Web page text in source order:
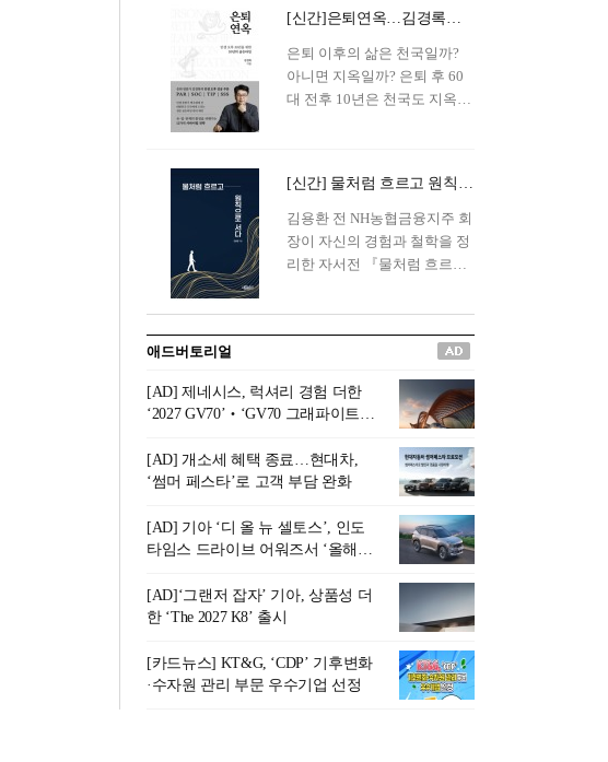
[신간]은퇴연옥…김경록의 은퇴 후 삶의 나침반
은퇴 이후의 삶은 천국일까?
아니면 지옥일까? 은퇴 후 60
대 전후 10년은 천국도 지옥도
은퇴 설계를 가이드해 온 김경
록 옵투스자산운용의 고문이
신간 『은퇴연옥』을 내놓았
다.단테는 지옥을 '모든 희망을
록 고문은 새로운 시각을 제시
0년의 과도기는 지옥이 아니라
정화와 성장의 공간인 ‘은퇴연
옥(Purgatory)’이라는 것이다.
연옥은 고통스럽지만 끝이 있
으며, 준비를 통해 천국으로 나
아갈 수 있는 희망의 장소라고
말한
[신간] 물처럼 흐르고 원칙으로 서다…김용환의 통찰을 담다
김용환 전 NH농협금융지주 회
장이 자신의 경험과 철학을 정
리한 자서전 『물처럼 흐르고
통 관료 출신으로 한국 금융의
주요 변곡점마다 중요한 역할
을 하고 금융 경영인으로서 큰
족적을 남긴 김 전 회장이 후배
세대에게 전하는 삶의 조언을
담은 인생 노트다.『물처럼 흐
르고 원칙으로 서다』는 단순
한 자서전을 넘어, 실패를 두려
워하지 않는 용기와 자신에 대
한 믿음이 어떻게 삶을 풍요롭
게 만드는지를 보여주는 지혜
의 보고로 평가된다.김용환 전
회장은 “인생의 목표가 크더라
도 조급해하지 말고 작은 것부
터 하나 하나 성취해 나가
라”고 조언한다. 뼈아픈 실패
조차 성공의 뼈대가 된다는 긍
애드버토리얼
[AD] 제네시스, 럭셔리 경험 더한
‘2027 GV70’‧‘GV70 그래파이트’
[AD] 개소세 혜택 종료…현대차,
‘썸머 페스타’로 고객 부담 완화
[AD] 기아 ‘디 올 뉴 셀토스’, 인도
타임스 드라이브 어워즈서 ‘올해의
[AD]‘그랜저 잡자’ 기아, 상품성 더
한 ‘The 2027 K8’ 출시
[카드뉴스] KT&G, ‘CDP’ 기후변화
·수자원 관리 부문 우수기업 선정